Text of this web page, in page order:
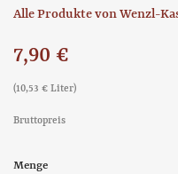
Alle Produkte von Wenzl-
7,90 €
(10,53 € Liter)
Bruttopreis
Menge